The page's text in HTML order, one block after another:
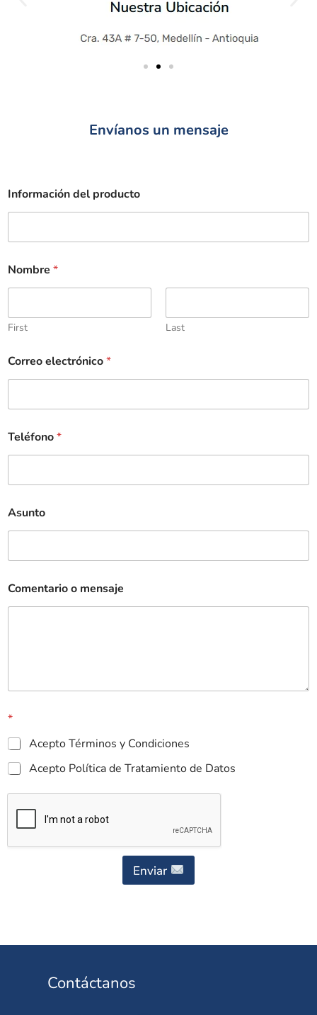
Envíanos un mensaje
Información del producto
Nombre *
First Last
Correo electrónico*
Teléfono*
Asunto
Comentario o mensaje
*
Acepto Términos y Condiciones
Acepto Política de Tratamiento de Datos
Enviar
Contáctanos